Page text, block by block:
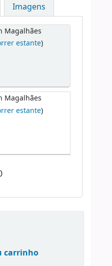
Imagens
Magalhães
estante)
Magalhães
estante)
carrinho